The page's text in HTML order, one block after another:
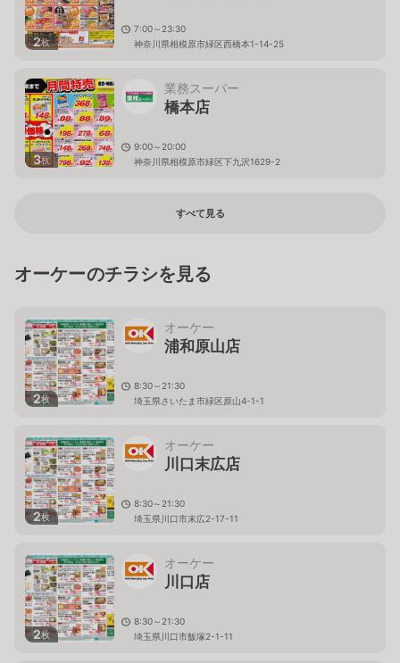
2枚
7:00～23:30
神奈川県相模原市緑区西橋本1-14-25
3枚
業務スーパー
橋本店
9:00～20:00
神奈川県相模原市緑区下九沢1629-2
すべて見る
オーケーのチラシを見る
2枚
オーケー
浦和原山店
8:30～21:30
埼玉県さいたま市緑区原山4-1-1
2枚
オーケー
川口末広店
8:30～21:30
埼玉県川口市末広2-17-11
2枚
オーケー
川口店
8:30～21:30
埼玉県川口市飯塚2-1-11